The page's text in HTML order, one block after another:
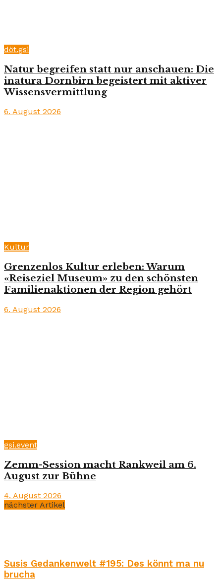
döt.gsi
Natur begreifen statt nur anschauen: Die
inatura Dornbirn begeistert mit aktiver
Wissensvermittlung
6. August 2026
Kultur
Grenzenlos Kultur erleben: Warum
«Reiseziel Museum» zu den schönsten
Familienaktionen der Region gehört
6. August 2026
gsi.event
Zemm-Session macht Rankweil am 6.
August zur Bühne
4. August 2026
nächster Artikel
Susis Gedankenwelt #195: Des könnt ma nu
brucha